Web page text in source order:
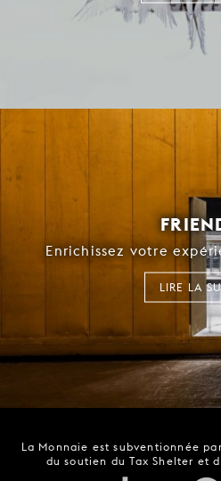
Enrichissez votre
LIRE LA
La Monnaie est subventionnée
du soutien du Tax Shelter et